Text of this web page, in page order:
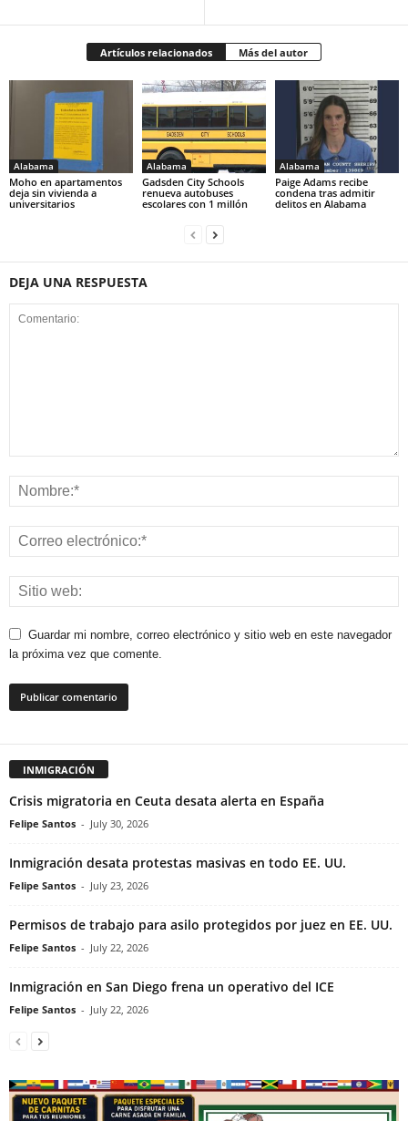
Artículos relacionados Más del autor
Alabama
Moho en apartamentos
deja sin vivienda a
universitarios
Alabama
Gadsden City Schools
renueva autobuses
escolares con 1 millón
Alabama
Paige Adams recibe
condena tras admitir
delitos en Alabama
DEJA UNA RESPUESTA
Guardar mi nombre, correo electrónico y sitio web en este navegador
la próxima vez que comente.
INMIGRACIÓN
Crisis migratoria en Ceuta desata alerta en España
Felipe Santos - July 30, 2026
Inmigración desata protestas masivas en todo EE. UU.
Felipe Santos - July 23, 2026
Permisos de trabajo para asilo protegidos por juez en EE. UU.
Felipe Santos - July 22, 2026
Inmigración en San Diego frena un operativo del ICE
Felipe Santos - July 22, 2026